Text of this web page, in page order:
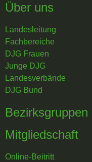
Über uns
Landesleitung
Fachbereiche
DJG Frauen
Junge DJG
Landesverbände
DJG Bund
Bezirksgruppen
Mitgliedschaft
Online-Beitritt